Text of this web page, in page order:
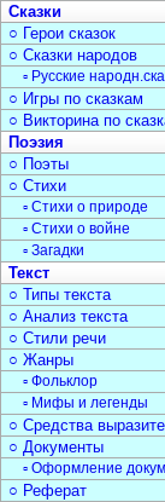
Сказки
○ Герои сказок
○ Сказки народов
▫ Русские
○ Игры по сказкам
○ Викторина по
Поэзия
○ Поэты
○ Стихи
▫ Стихи о природе
▫ Стихи о войне
▫ Загадки
Текст
○ Типы текста
○ Анализ текста
○ Стили речи
○ Жанры
▫ Фольклор
▫ Мифы и легенды
○ Средства
○ Документы
▫ Оформление
○ Реферат